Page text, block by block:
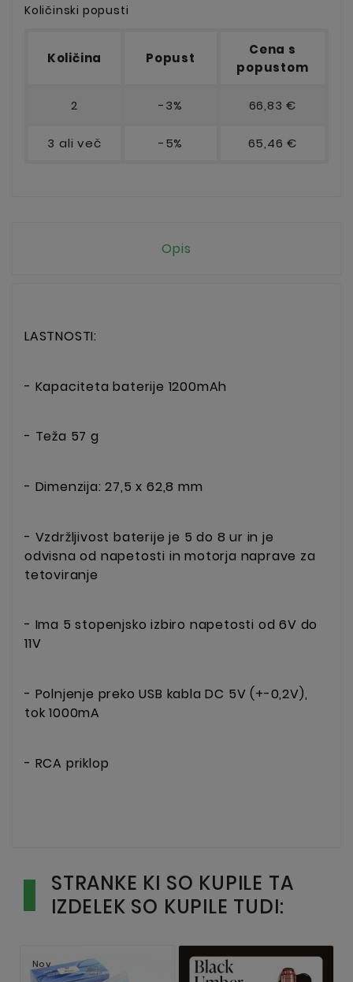
Količinski popusti
Količina Popust
Cena s
popustom
2 -3% 66,83 €
3 ali več -5% 65,46 €
Opis
LASTNOSTI:
- Kapaciteta baterije 1200mAh
- Teža 57 g
- Dimenzija: 27,5 x 62,8 mm
- Vzdržljivost baterije je 5 do 8 ur in je
odvisna od napetosti in motorja naprave za
tetoviranje
- Ima 5 stopenjsko izbiro napetosti od 6V do
11V
- Polnjenje preko USB kabla DC 5V (+-0,2V),
tok 1000mA
- RCA priklop
STRANKE KI SO KUPILE TA
IZDELEK SO KUPILE TUDI:
Nov